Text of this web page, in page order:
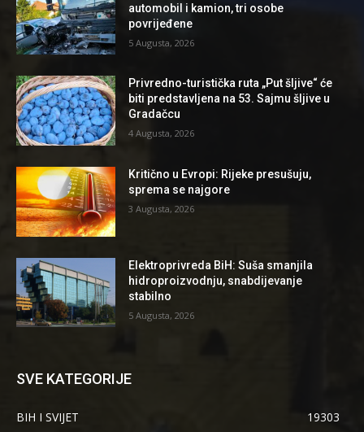
automobil i kamion, tri osobe
povrijeđene
5 Augusta, 2026
Privredno-turistička ruta „Put šljive“ će
biti predstavljena na 53. Sajmu šljive u
Gradačcu
4 Augusta, 2026
Kritično u Evropi: Rijeke presušuju,
sprema se najgore
3 Augusta, 2026
Elektroprivreda BiH: Suša smanjila
hidroproizvodnju, snabdijevanje
stabilno
5 Augusta, 2026
SVE KATEGORIJE
BIH I SVIJET
19303